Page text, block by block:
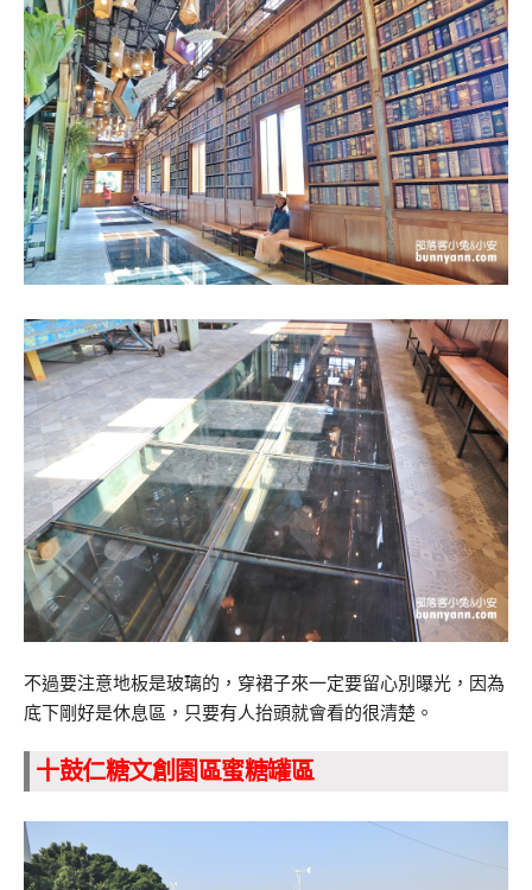
不過要注意地板是玻璃的，穿裙子來一定要留心別曝光，因為
底下剛好是休息區，只要有人抬頭就會看的很清楚。
十鼓仁糖文創園區蜜糖罐區